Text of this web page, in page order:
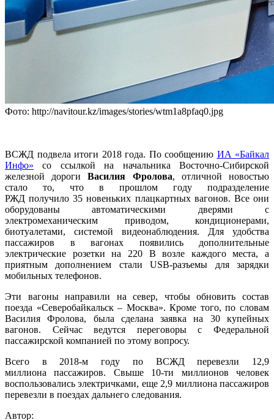
Фото: http://navitour.kz/images/stories/wtm1a8pfaq0.jpg
ВСЖД подвела итоги 2018 года. По сообщению ИА «Байкал
Инфо» со ссылкой на начальника Восточно-Сибирской
железной дорогиВасилия Фролова, отличной новостью
стало то, что в прошлом году подразделение
РЖД получило 35 новеньких плацкартных вагонов. Все они
оборудованы автоматическими дверями с
электромеханическим приводом, кондиционерами,
биотуалетами, системой видеонаблюдения. Для удобства
пассажиров в вагонах появились дополнительные
электрические розетки на 220 В возле каждого места, а
приятным дополнением стали USB-разъемы для зарядки
мобильных телефонов.
Эти вагоны направили на север, чтобы обновить состав
поезда «Северобайкальск – Москва». Кроме того, по словам
Василия Фролова, была сделана заявка на 30 купейных
вагонов. Сейчас ведутся переговоры с Федеральной
пассажирской компанией по этому вопросу.
Всего в 2018-м году по ВСЖД перевезли 12,9
миллиона пассажиров. Свыше 10-ти миллионов человек
воспользовались электричками, еще 2,9 миллиона пассажиров
перевезли в поездах дальнего следования.
Автор: